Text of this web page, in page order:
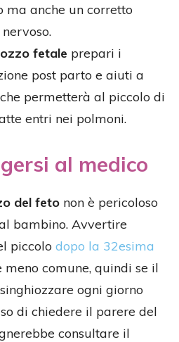
ma anche un corretto
fetale prepari i
post parto e aiuti a
permetterà al piccolo di
entri nei polmoni.
al medico
del feto non è pericoloso
bambino. Avvertire
piccolo dopo la 32esima
meno comune, quindi se il
ogni giorno
di chiedere il parere del
consultare il